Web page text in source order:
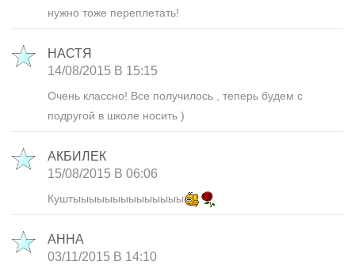
нужно тоже переплетать!
НАСТЯ
14/08/2015 В 15:15
Очень классно! Все получилось , теперь будем с
подругой в школе носить )
АКБИЛЕК
15/08/2015 В 06:06
Куштыыыыыыыыыыыыыы
АННА
03/11/2015 В 14:10